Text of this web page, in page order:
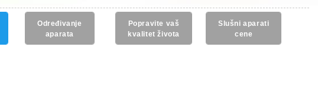
Određivanje
aparata
Popravite vaš
kvalitet života
Slušni aparati
cene